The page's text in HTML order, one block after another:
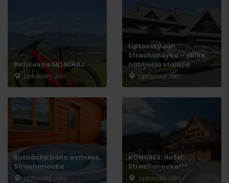
Požičovňa SKI NIŇAJ
Liptovský Ján
Liptovský Ján,
Strachanovka – ebike
nabíjacia stanica
Liptovský Ján
Rusnácka baňa wellness,
Strachanovka
Liptovský Ján
KONGRES: Hotel
Strachanovka***
Liptovský Ján